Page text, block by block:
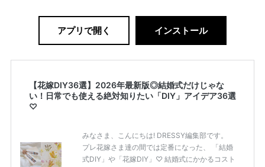
アプリで開く インストール
【花嫁DIY36選】2026年最新版◎結婚式だけじゃな
い！日常でも使える絶対知りたい「DIY」アイデア36選
♡
みなさま、こんにちは! DRESSY編集部です。
プレ花嫁さま達の間では定番になった、 「結婚
式DIY」や「花嫁DIY」♡ 結婚式にかかるコスト